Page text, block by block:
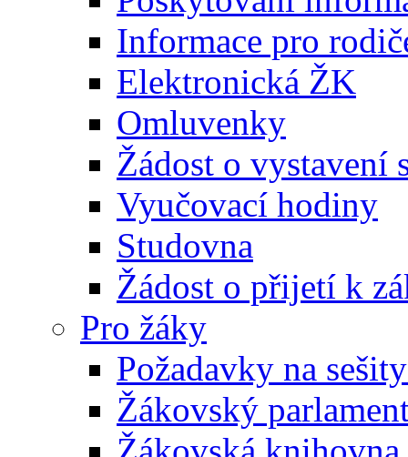
Informace pro
Elektronická ŽK
Omluvenky
Žádost o vystavení
Vyučovací hodiny
Studovna
Žádost o přijetí k
Pro žáky
Požadavky na
Žákovský